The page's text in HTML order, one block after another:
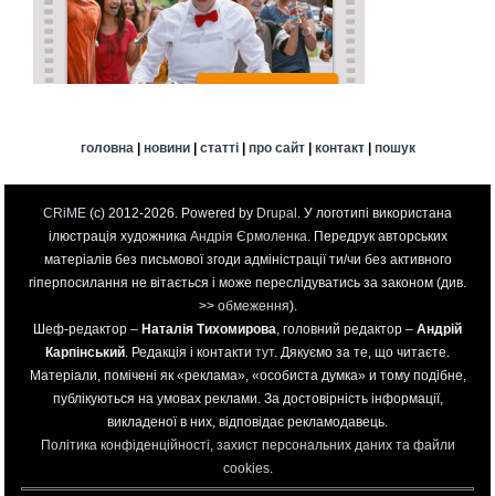
головна | новини| статті| про сайт| контакт| пошук
CRiME (c) 2012-2026. Powered by Drupal . У логотипі використана
ілюстрація художника Андрія Єрмоленка . Передрук авторських
матеріалів без письмової згоди адміністрації ти/чи без активного
гіперпосилання не вітається і може переслідуватись за законом (див.
>> обмеження).
Шеф-редактор – Наталія Тихомирова , головний редактор – Андрій
Карпінський . Редакція і контакти тут. Дякуємо за те, що читаєте.
Матеріали, помічені як «реклама», «особиста думка» и тому подібне,
публікуються на умовах реклами. За достовірність інформації,
викладеної в них, відповідає рекламодавець.
Політика конфіденційності, захист персональних даних та файли
cookies.